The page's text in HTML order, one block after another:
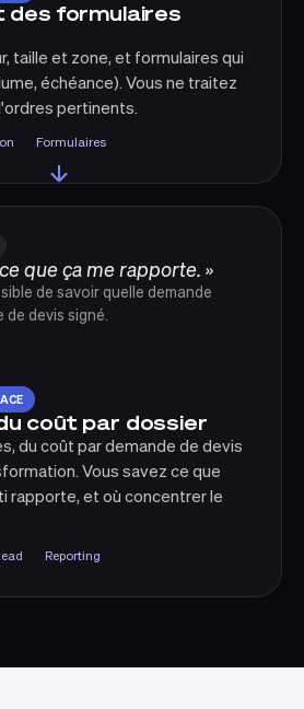
des formulaires
taille et zone, et formulaires qui
échéance). Vous ne traitez
pertinents.
Formulaires
que ça me rapporte. »
de savoir quelle demande
devis signé.
coût par dossier
du coût par demande de devis
Vous savez ce que
rapporte, et où concentrer le
Reporting